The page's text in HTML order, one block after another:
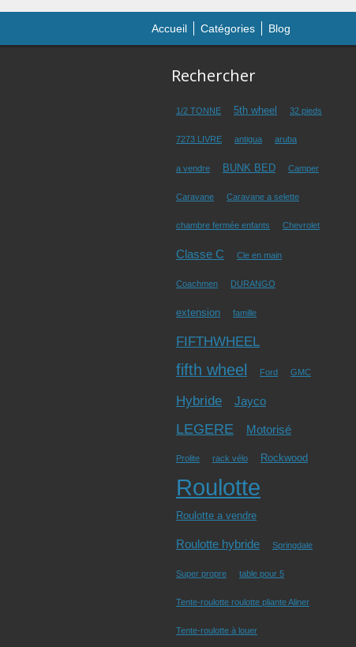
Accueil Catégories Blog
Rechercher
1/2 TONNE 5th wheel 32 pieds
7273 LIVRE antigua aruba
a vendre BUNK BED Camper
Caravane Caravane a selette
chambre fermée enfants Chevrolet
Classe C Cle en main
Coachmen DURANGO
extension famille
FIFTHWHEEL
fifth wheel Ford GMC
Hybride Jayco
LEGERE Motorisé
Prolite rack vélo Rockwood
Roulotte
Roulotte a vendre
Roulotte hybride Springdale
Super propre table pour 5
Tente-roulotte roulotte pliante Aliner
Tente-roulotte à louer